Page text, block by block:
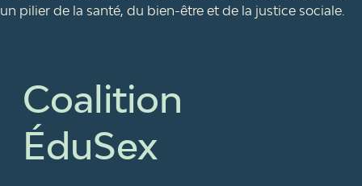
un pilier de la santé, du bien-être et de la justice sociale.
Coalition
ÉduSex